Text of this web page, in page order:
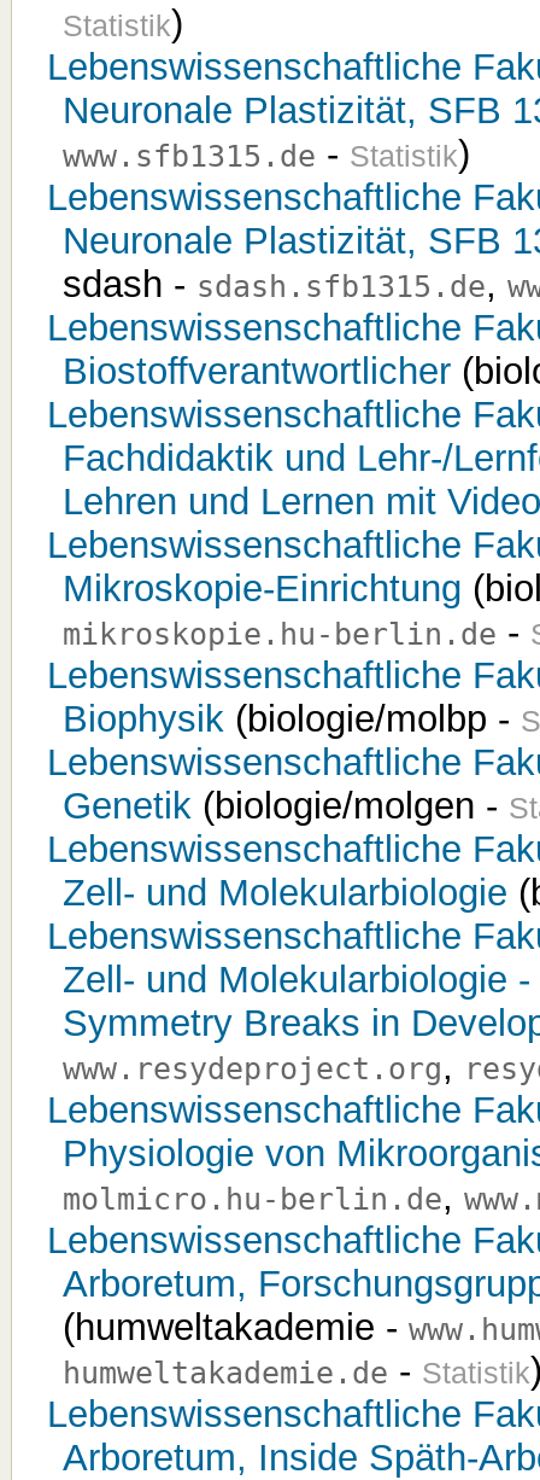
Statistik)
Lebenswissenschaftliche
Neuronale Plastizität, SFB
www.sfb1315.de - Statistik)
Lebenswissenschaftliche
Neuronale Plastizität, SFB
sdash - sdash.sfb1315.de,
Lebenswissenschaftliche
Biostoffverantwortlicher
Lebenswissenschaftliche
Fachdidaktik und Lehr-/
Lehren und Lernen mit
Lebenswissenschaftliche
Mikroskopie-Einrichtung
mikroskopie.hu-berlin.de -
Lebenswissenschaftliche
Biophysik (biologie/molbp -
Lebenswissenschaftliche
Genetik (biologie/molgen -
Lebenswissenschaftliche
Zell- und Molekularbiologie
Lebenswissenschaftliche
Zell- und Molekularbiologie
Symmetry Breaks in
www.resydeproject.org,
Lebenswissenschaftliche
Physiologie von
molmicro.hu-berlin.de,
Lebenswissenschaftliche
Arboretum,
(humweltakademie -
humweltakademie.de - Statistik
Lebenswissenschaftliche
Arboretum, Inside Späth-